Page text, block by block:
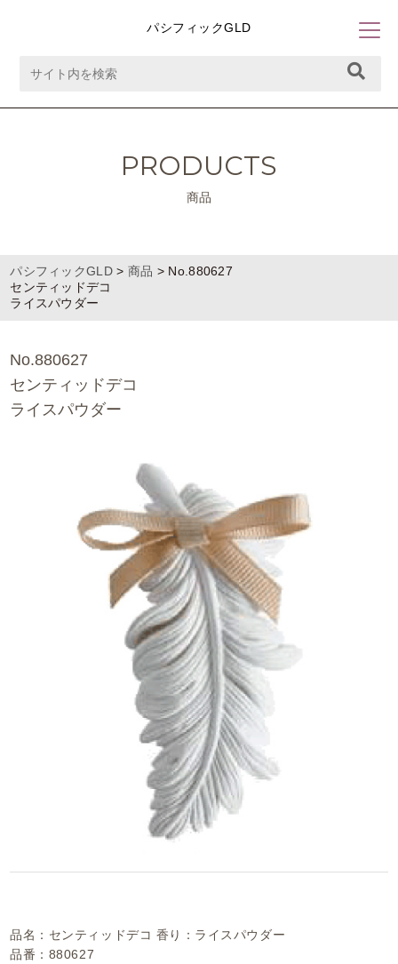
パシフィックGLD
PRODUCTS
商品
パシフィックGLD> 商品 > No.880627
センティッドデコ
ライスパウダー
No.880627
センティッドデコ
ライスパウダー
品名：センティッドデコ 香り：ライスパウダー
品番：880627